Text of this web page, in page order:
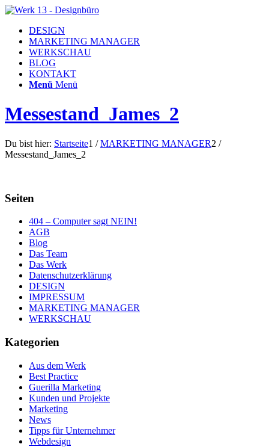
DESIGN
MARKETING MANAGER
WERKSCHAU
BLOG
KONTAKT
Menü Menü
Messestand_James_2
Du bist hier: Startseite1 / MARKETING MANAGER2 /
Messestand_James_2
Seiten
404 – Computer sagt NEIN!
AGB
Blog
Das Team
Das Werk
Datenschutzerklärung
DESIGN
IMPRESSUM
MARKETING MANAGER
WERKSCHAU
Kategorien
Aus dem Werk
Best Practice
Guerilla Marketing
Kunden und Projekte
Marketing
News
Tipps für Unternehmer
Webdesign